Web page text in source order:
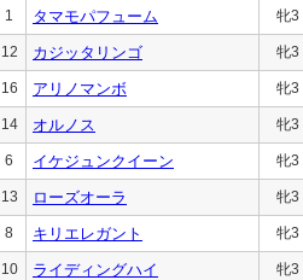
1 タマモパフューム 牝3
12 カジッタリンゴ 牝3
16 アリノマンボ 牝3
14 オルノス 牝3
6 イケジュンクイーン 牝3
13 ローズオーラ 牝3
8 キリエレガント 牝3
10 ライディングハイ 牝3